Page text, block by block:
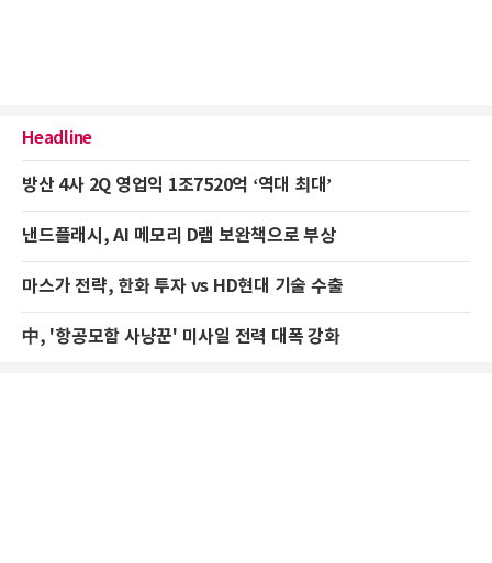
Headline
방산 4사 2Q 영업익 1조7520억 ‘역대 최대’
낸드플래시, AI 메모리 D램 보완책으로 부상
마스가 전략, 한화 투자 vs HD현대 기술 수출
中, '항공모함 사냥꾼' 미사일 전력 대폭 강화